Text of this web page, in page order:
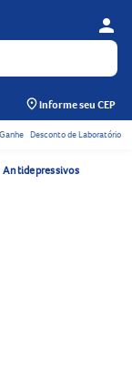
person
Informe seu CEP
do cabeçalho
Desconto de Laboratório
Antidepressivos